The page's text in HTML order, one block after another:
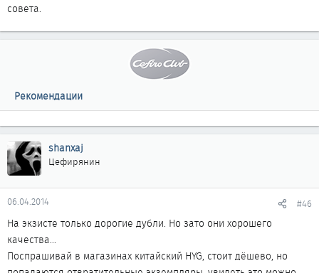
совета.
Рекомендации
shanxaj
Цефирянин
06.04.2014 #46
На экзисте только дорогие дубли. Но зато они хорошего
качества...
Поспрашивай в магазинах китайский HYG, стоит дёшево, но